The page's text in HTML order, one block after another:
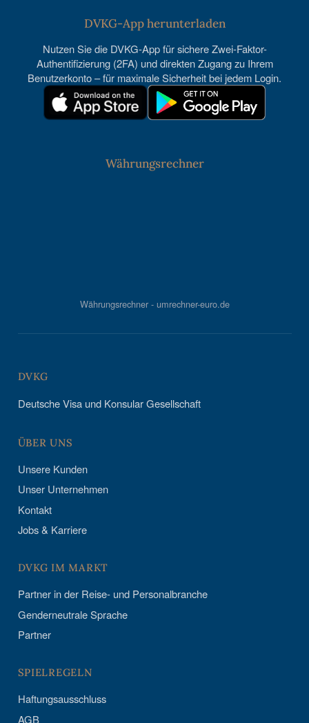
DVKG-App herunterladen
Nutzen Sie die DVKG-App für sichere Zwei-Faktor-
Authentifizierung (2FA) und direkten Zugang zu Ihrem
Benutzerkonto – für maximale Sicherheit bei jedem Login.
Währungsrechner
Währungsrechner - umrechner-euro.de
DVKG
Deutsche Visa und Konsular Gesellschaft
ÜBER UNS
Unsere Kunden
Unser Unternehmen
Kontakt
Jobs & Karriere
DVKG IM MARKT
Partner in der Reise- und Personalbranche
Genderneutrale Sprache
Partner
SPIELREGELN
Haftungsausschluss
AGB